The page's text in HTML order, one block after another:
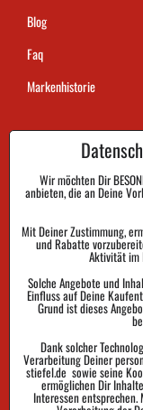
Blog
Faq
Markenhistorie
Dauer der
Zahlung
Warenrückgabe und
Größe
Schutz der Privatsphäre
Sendungsverfolgung
Wir möchten Dir
anbieten, die an Deine
Mit Deiner Zustimmung,
und Rabatte
Aktivität im
Solche Angebote und
Einfluss auf Deine
Grund ist dieses
Dank solcher
Verarbeitung Deiner
stiefel.de sowie seine
ermöglichen Dir
Interessen